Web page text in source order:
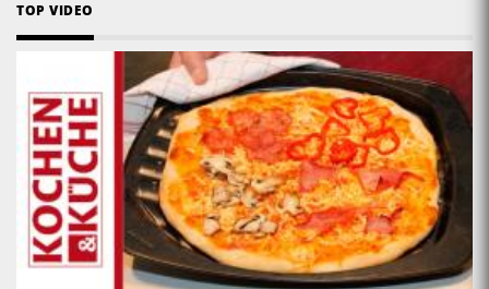
TOP VIDEO